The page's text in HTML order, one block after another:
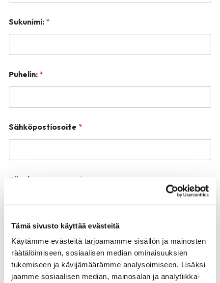
Tämä sivusto käyttää evästeitä
Käytämme evästeitä tarjoamamme sisällön ja mainosten
räätälöimiseen, sosiaalisen median ominaisuuksien
tukemiseen ja kävijämäärämme analysoimiseen. Lisäksi
jaamme sosiaalisen median, mainosalan ja analytiikka-
n
t
i
K
m
t
t
Sukunimi: *
Puhelin: *
Sähköpostiosoite *
Tilauksen numero: *
Tilauksen päivämäärä:*